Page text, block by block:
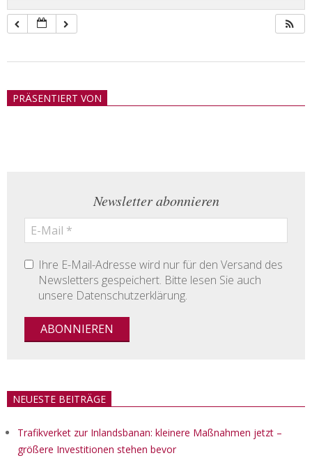
21PRÄSENTIERT VON
Newsletter abonnieren
Ihre E-Mail-Adresse wird nur für den Versand des
Newsletters gespeichert. Bitte lesen Sie auch
unsere Datenschutzerklärung.
NEUESTE BEITRÄGE
Trafikverket zur Inlandsbanan: kleinere Maßnahmen jetzt –
größere Investitionen stehen bevor